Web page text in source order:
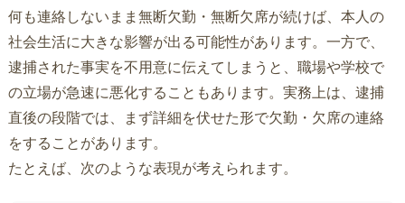
何も連絡しないまま無断欠勤・無断欠席が続けば、本人の
社会生活に大きな影響が出る可能性があります。一方で、
逮捕された事実を不用意に伝えてしまうと、職場や学校で
の立場が急速に悪化することもあります。実務上は、逮捕
直後の段階では、まず詳細を伏せた形で欠勤・欠席の連絡
をすることがあります。
たとえば、次のような表現が考えられます。